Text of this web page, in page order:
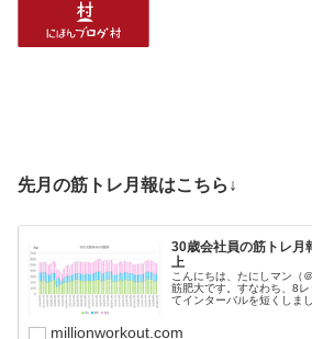
先月の筋トレ月報はこちら↓
30歳会社員の筋トレ月
上
こんにちは、たにしマン（
筋肥大です。すなわち、8
てインターバルを短くしま
millionworkout.com